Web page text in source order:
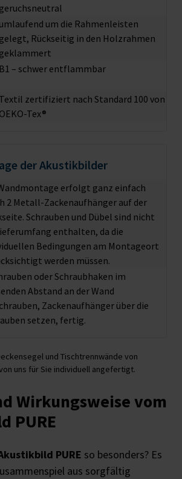
geruchsneutral
umlaufend um die Rahmenleisten
gelegt, Rückseitig in den Holzrahmen
geklammert
B1 – schwer entflammbar
Textil zertifiziert nach Standard 100 von
OEKO-Tex®
der Akustikbilder
erfolgt ganz einfach
2 Metall-Zackenaufhänger auf der
Schrauben und Dübel sind nicht
enthalten, da die
Bedingungen am Montageort
werden müssen.
oder Schraubhaken im
Abstand an der Wand
Zackenaufhänger über die
setzen, fertig.
und Tischtrennwände von
uns für Sie individuell angefertigt.
Wirkungsweise vom
PURE
PURE so besonders? Es
aus sorgfältig